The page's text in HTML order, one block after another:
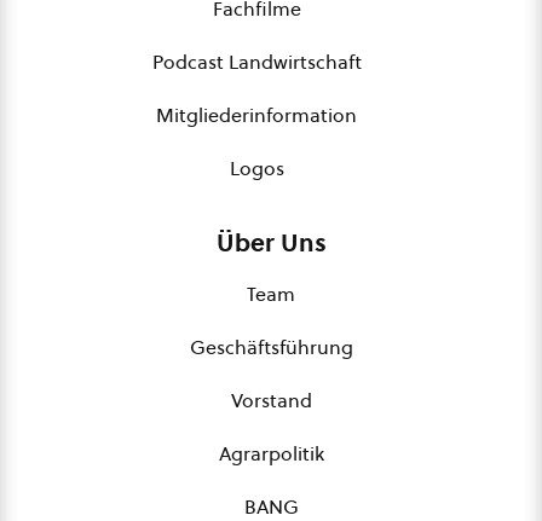
Fachfilme
Podcast Landwirtschaft
Mitgliederinformation
Logos
Über Uns
Team
Geschäftsführung
Vorstand
Agrarpolitik
BANG